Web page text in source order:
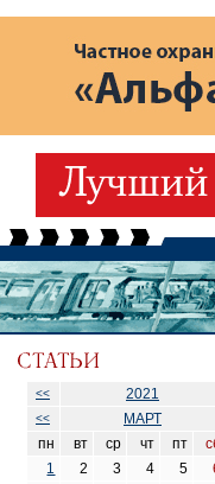
<< 2021
<<
МАРТ
пн вт ср чт пт
1
2 3 4 5